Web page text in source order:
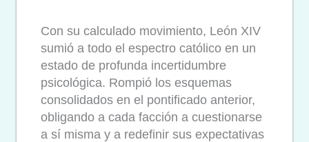
Con su calculado movimiento, León XIV
sumió a todo el espectro católico en un
estado de profunda incertidumbre
psicológica. Rompió los esquemas
consolidados en el pontificado anterior,
obligando a cada facción a cuestionarse
a sí misma y a redefinir sus expectativas